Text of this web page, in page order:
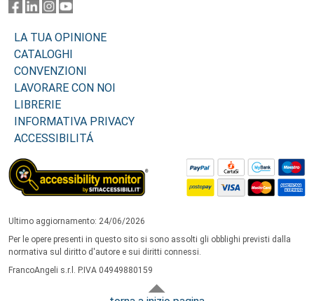
LA TUA OPINIONE
CATALOGHI
CONVENZIONI
LAVORARE CON NOI
LIBRERIE
INFORMATIVA PRIVACY
ACCESSIBILITÁ
Ultimo aggiornamento: 24/06/2026
Per le opere presenti in questo sito si sono assolti gli obblighi previsti dalla
normativa sul diritto d'autore e sui diritti connessi.
FrancoAngeli s.r.l. P.IVA 04949880159